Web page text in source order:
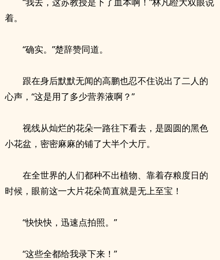
着。
“确实。”楚辞赞同道。
跟在身后默默无闻的高鹏也忍不住说出了二人的
心声，“这是用了多少营养液啊？”
视线从灿烂的花朵一路往下看去，是圆圆的黑色
小花盆，密密麻麻的铺了大半个大厅。
在全世界的人们都种不出植物、靠着存粮度日的
时候，眼前这一大片花朵简直就是无上至宝！
“快快快，迅速点拍照。”
“这些全都给我录下来！”